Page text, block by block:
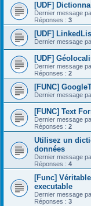
[UDF]
Dernier message
Réponses : 3
[UDF]
Dernier message
[UDF]
Dernier message
Réponses : 2
[FUNC]
Dernier message
[FUNC] Text
Dernier message
Réponses : 2
Utilisez un
données
Dernier message
Réponses : 4
[Func]
executable
Dernier message
Réponses : 3